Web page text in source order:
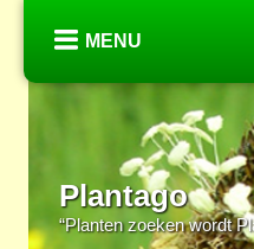
MENU
Plantago
“Planten zoeken wordt